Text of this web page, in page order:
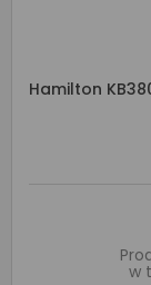
Hamilton
w